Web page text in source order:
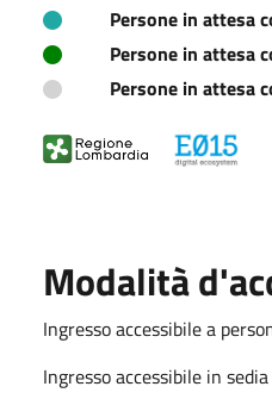
Persone in attesa
Persone in attesa
Persone in attesa
Modalità
Ingresso accessibile a
Ingresso accessibile in